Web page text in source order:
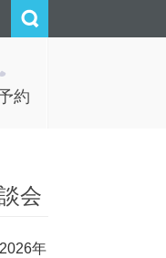
約
会
年